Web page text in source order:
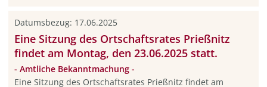
Datumsbezug: 17.06.2025
Eine Sitzung des Ortschaftsrates Prießnitz
findet am Montag, den 23.06.2025 statt.
- Amtliche Bekanntmachung -
Eine Sitzung des Ortschaftsrates Prießnitz findet am